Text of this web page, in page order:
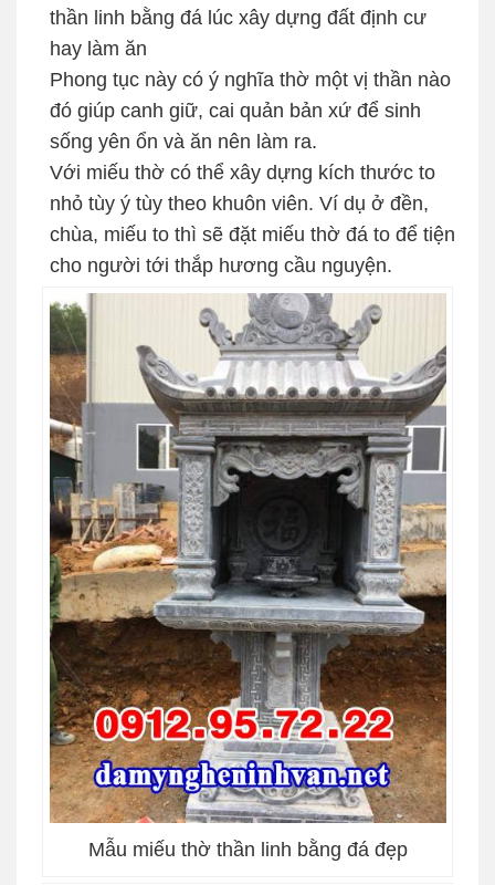
thần linh bằng đá lúc xây dựng đất định cư
hay làm ăn
Phong tục này có ý nghĩa thờ một vị thần nào
đó giúp canh giữ, cai quản bản xứ để sinh
sống yên ổn và ăn nên làm ra.
Với miếu thờ có thể xây dựng kích thước to
nhỏ tùy ý tùy theo khuôn viên. Ví dụ ở đền,
chùa, miếu to thì sẽ đặt miếu thờ đá to để tiện
cho người tới thắp hương cầu nguyện.
Mẫu miếu thờ thần linh bằng đá đẹp